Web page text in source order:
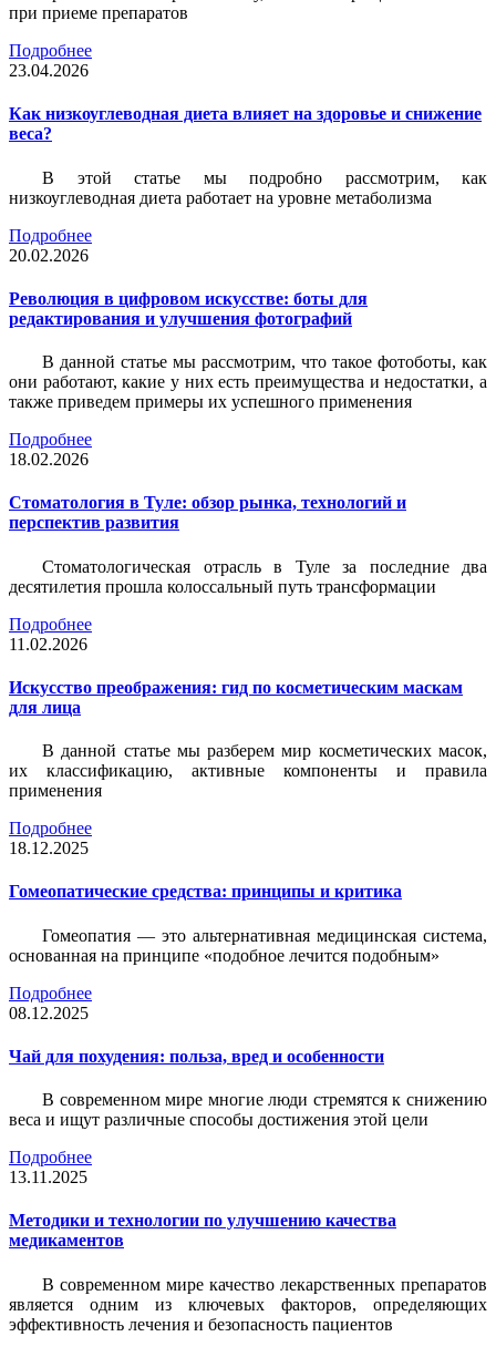
при приеме препаратов
Подробнее
23.04.2026
Как низкоуглеводная диета влияет на здоровье и снижение
веса?
В этой статье мы подробно рассмотрим, как
низкоуглеводная диета работает на уровне метаболизма
Подробнее
20.02.2026
Революция в цифровом искусстве: боты для
редактирования и улучшения фотографий
В данной статье мы рассмотрим, что такое фотоботы, как
они работают, какие у них есть преимущества и недостатки, а
также приведем примеры их успешного применения
Подробнее
18.02.2026
Стоматология в Туле: обзор рынка, технологий и
перспектив развития
Стоматологическая отрасль в Туле за последние два
десятилетия прошла колоссальный путь трансформации
Подробнее
11.02.2026
Искусство преображения: гид по косметическим маскам
для лица
В данной статье мы разберем мир косметических масок,
их классификацию, активные компоненты и правила
применения
Подробнее
18.12.2025
Гомеопатические средства: принципы и критика
Гомеопатия — это альтернативная медицинская система,
основанная на принципе «подобное лечится подобным»
Подробнее
08.12.2025
Чай для похудения: польза, вред и особенности
В современном мире многие люди стремятся к снижению
веса и ищут различные способы достижения этой цели
Подробнее
13.11.2025
Методики и технологии по улучшению качества
медикаментов
В современном мире качество лекарственных препаратов
является одним из ключевых факторов, определяющих
эффективность лечения и безопасность пациентов